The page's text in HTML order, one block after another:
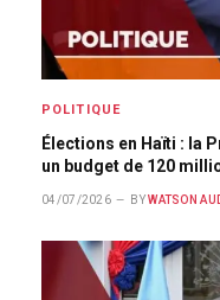
POLITIQUE
Élections en Haïti : la
un budget de 120
04/07/2026 BY WATSON